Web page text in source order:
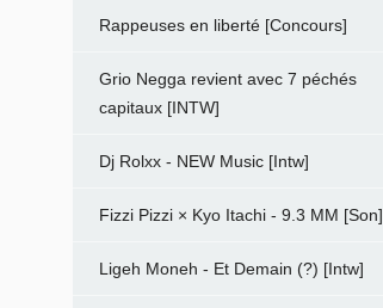
Rappeuses en liberté [Concours]
Grio Negga revient avec 7 péchés
capitaux [INTW]
Dj Rolxx - NEW Music [Intw]
Fizzi Pizzi × Kyo Itachi - 9.3 MM [Son]
Ligeh Moneh - Et Demain (?) [Intw]